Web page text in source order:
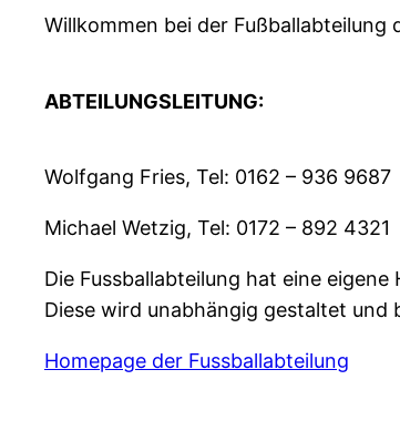
Willkommen bei der Fußballabteilung
ABTEILUNGSLEITUNG:
Wolfgang Fries, Tel: 0162 – 936 9687
Michael Wetzig, Tel: 0172 – 892 4321
Die Fussballabteilung hat eine eigene
Diese wird unabhängig gestaltet und
Homepage der Fussballabteilung